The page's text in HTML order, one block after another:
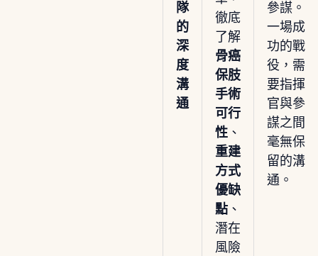
隊
的
深
度
溝
通
徹底
了解
骨癌
保肢
手術
可行
性、
重建
方式
優缺
點、
潛在
風險
參謀。
一場成
功的戰
役，需
要指揮
官與參
謀之間
毫無保
留的溝
通。